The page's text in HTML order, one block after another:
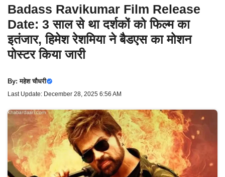
Badass Ravikumar Film Release
Date: 3 साल से था दर्शकों को फिल्म का
इतंजार, हिमेश रेशमिया ने बैडएस का मोशन
पोस्टर किया जारी
By:महेश चौधरी
Last Update: December 28, 2025 6:56 AM